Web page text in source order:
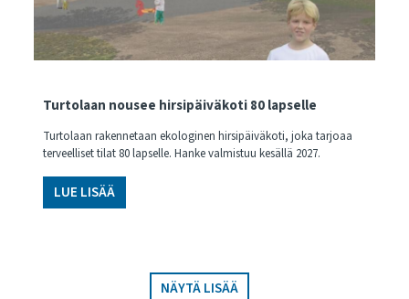
Turtolaan nousee hirsipäiväkoti 80 lapselle
Turtolaan rakennetaan ekologinen hirsipäiväkoti, joka tarjoaa
terveelliset tilat 80 lapselle. Hanke valmistuu kesällä 2027.
LUE LISÄÄ
NÄYTÄ LISÄÄ